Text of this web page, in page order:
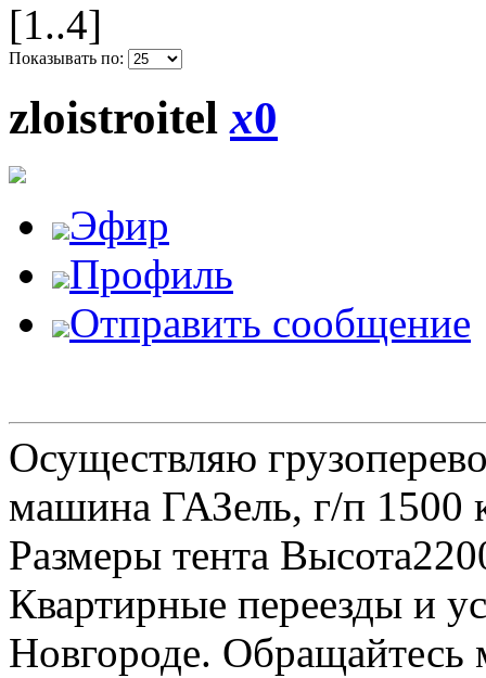
[1..4]
Показывать по:
zloistroitelx0
Эфир
Профиль
Отправить сообщение
Осуществляю
машина ГАЗель, г/п 1500
Размеры тента
Квартирные переезды и
Новгороде.